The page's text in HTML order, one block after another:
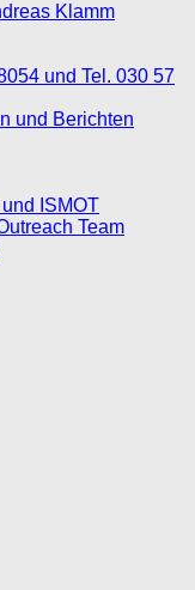
Klamm
und Tel. 030 57
und Berichten
ISMOT
Team